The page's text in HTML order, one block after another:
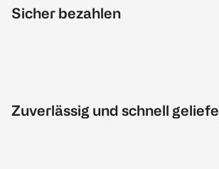
Sicher bezahlen
Zuverlässig und schnell